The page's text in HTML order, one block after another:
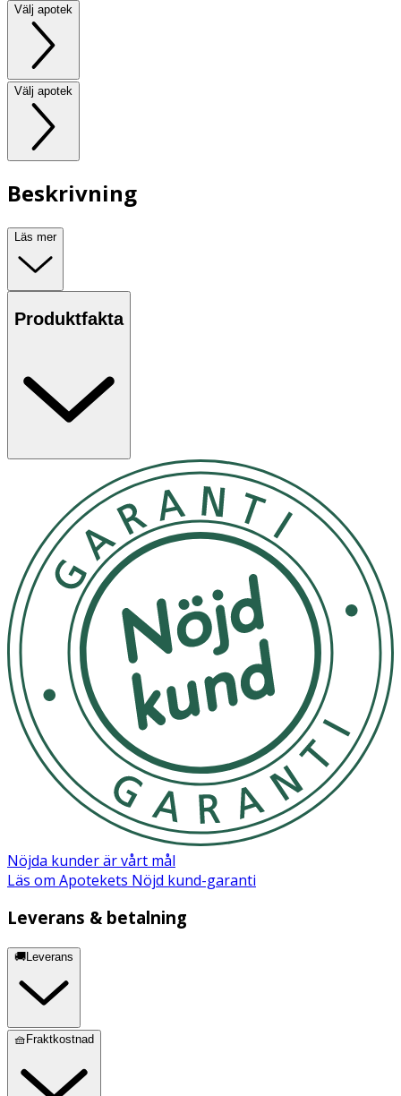
Välj apotek
Välj apotek
Beskrivning
Läs mer
Produktfakta
Nöjda kunder är vårt mål
Läs om Apotekets Nöjd kund-garanti
Leverans & betalning
🚚Leverans
🧺Fraktkostnad